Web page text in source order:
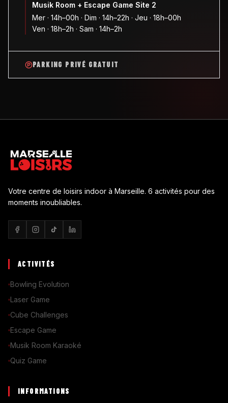
Musik Room + Escape Game Site 2
Mer · 14h–00h · Dim · 14h–22h · Jeu · 18h–00h
Ven · 18h–2h · Sam · 14h–2h
PARKING PRIVÉ GRATUIT
Votre centre de loisirs indoor à Marseille. 6 activités pour des
moments inoubliables.
ACTIVITÉS
Bowling Evolution
Laser Game
Cube Challenges
Escape Game
Musik Room Karaoké
Quiz Game
INFORMATIONS